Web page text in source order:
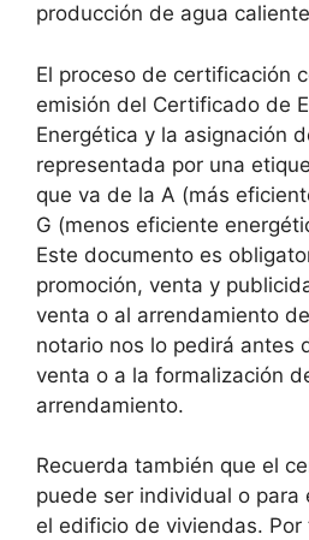
producción de agua
El proceso de certificación
emisión del Certificado de
Energética y la asignación
representada por una
que va de la A (más
G (menos eficiente
Este documento es
promoción, venta y
venta o al arrendamiento
notario nos lo pedirá antes
venta o a la formalización
arrendamiento.
Recuerda también que el
puede ser individual o
el edificio de viviendas.